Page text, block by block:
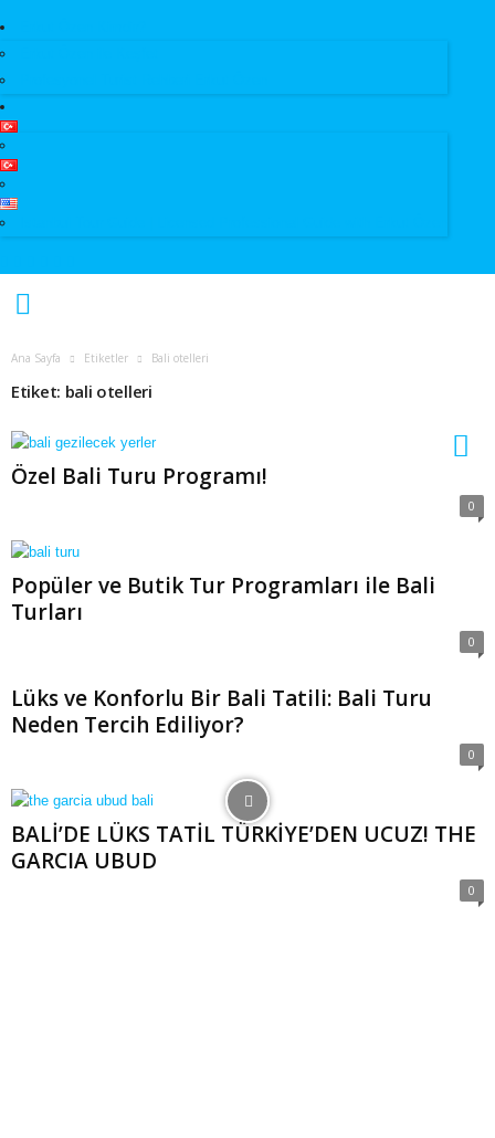
Ana Sayfa Etiketler Bali otelleri
Etiket: bali otelleri
Özel Bali Turu Programı!
0
Popüler ve Butik Tur Programları ile Bali
Turları
0
Lüks ve Konforlu Bir Bali Tatili: Bali Turu
Neden Tercih Ediliyor?
0
BALİ’DE LÜKS TATİL TÜRKİYE’DEN UCUZ! THE
GARCIA UBUD
0